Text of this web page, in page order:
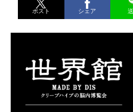
ポスト シェア